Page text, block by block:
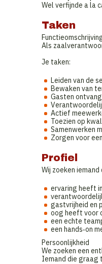
Wel verfijnde a la
Taken
Als
Je taken:
Leiden van de
Bewaken van
Gasten
Actief
Toezien op
Samenwerken
Zorgen voor
Profiel
Wij zoeken iemand
ervaring heeft
gastvrijheid en
oog heeft voor
een echte
een hands‑on
Persoonlijkheid
We zoeken een
Iemand die graag